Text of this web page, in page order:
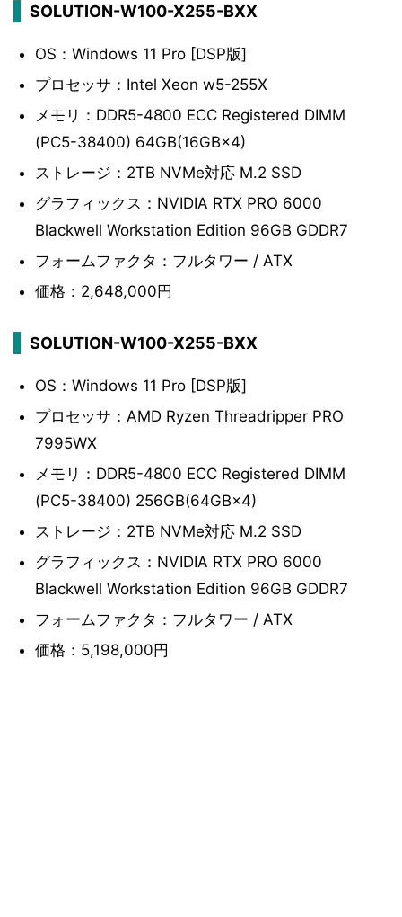
SOLUTION-W100-X255-BXX
OS：Windows 11 Pro [DSP版]
プロセッサ：Intel Xeon w5-255X
メモリ：DDR5-4800 ECC Registered DIMM
(PC5-38400) 64GB(16GB×4)
ストレージ：2TB NVMe対応 M.2 SSD
グラフィックス：NVIDIA RTX PRO 6000
Blackwell Workstation Edition 96GB GDDR7
フォームファクタ：フルタワー / ATX
価格：2,648,000円
SOLUTION-W100-X255-BXX
OS：Windows 11 Pro [DSP版]
プロセッサ：AMD Ryzen Threadripper PRO
7995WX
メモリ：DDR5-4800 ECC Registered DIMM
(PC5-38400) 256GB(64GB×4)
ストレージ：2TB NVMe対応 M.2 SSD
グラフィックス：NVIDIA RTX PRO 6000
Blackwell Workstation Edition 96GB GDDR7
フォームファクタ：フルタワー / ATX
価格：5,198,000円